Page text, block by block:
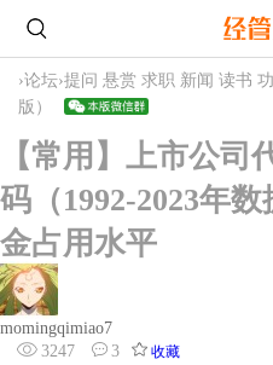
›论坛›提问 悬赏 求职 新闻 读书
版）
【常用】上市公司
码（1992-2023年
金占用水平
momingqimiao7
3247
3 收藏